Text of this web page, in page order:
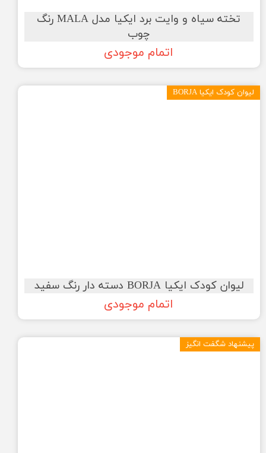
تخته سیاه و وایت برد ایکیا مدل MALA رنگ
چوب
اتمام موجودی
لیوان کودک ایکیا BORJA دسته دار رنگ سفید
اتمام موجودی
لیوان کودک ایکیا BORJA
پیشنهاد شگفت انگیز